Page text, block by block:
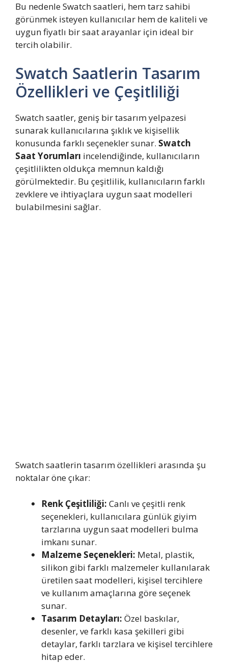
Bu nedenle Swatch saatleri, hem tarz sahibi
görünmek isteyen kullanıcılar hem de kaliteli ve
uygun fiyatlı bir saat arayanlar için ideal bir
tercih olabilir.
Swatch Saatlerin Tasarım
Özellikleri ve Çeşitliliği
Swatch saatler, geniş bir tasarım yelpazesi
sunarak kullanıcılarına şıklık ve kişisellik
konusunda farklı seçenekler sunar. Swatch
Saat Yorumları incelendiğinde, kullanıcıların
çeşitlilikten oldukça memnun kaldığı
görülmektedir. Bu çeşitlilik, kullanıcıların farklı
zevklere ve ihtiyaçlara uygun saat modelleri
bulabilmesini sağlar.
Swatch saatlerin tasarım özellikleri arasında şu
noktalar öne çıkar:
Renk Çeşitliliği: Canlı ve çeşitli renk
seçenekleri, kullanıcılara günlük giyim
tarzlarına uygun saat modelleri bulma
imkanı sunar.
Malzeme Seçenekleri: Metal, plastik,
silikon gibi farklı malzemeler kullanılarak
üretilen saat modelleri, kişisel tercihlere
ve kullanım amaçlarına göre seçenek
sunar.
Tasarım Detayları: Özel baskılar,
desenler, ve farklı kasa şekilleri gibi
detaylar, farklı tarzlara ve kişisel tercihlere
hitap eder.